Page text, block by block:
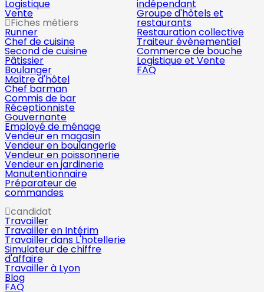
Logistique
Vente
Fiches métiers
Runner
Chef de cuisine
Second de cuisine
Pâtissier
Boulanger
Maître d'hôtel
Chef barman
Commis de bar
Réceptionniste
Gouvernante
Employé de ménage
Vendeur en magasin
Vendeur en boulangerie
Vendeur en poissonnerie
Vendeur en jardinerie
Manutentionnaire
Préparateur de
commandes
indépendant
Groupe d'hôtels et
restaurants
Restauration collective
Traiteur évènementiel
Commerce de bouche
Logistique et Vente
FAQ
candidat
Travailler
Travailler en Intérim
Travailler dans L'hotellerie
Simulateur de chiffre
d'affaire
Travailler à Lyon
Blog
FAQ